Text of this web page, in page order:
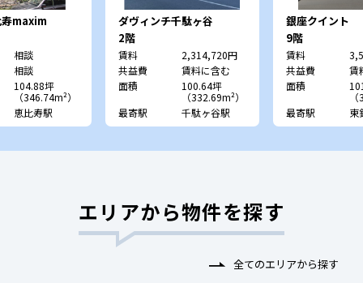
maxim
相談
相談
104.88坪
（346.74m²）
恵比寿駅
ダヴィンチ千駄ヶ谷
2階
賃料
2,314,720円
共益費
賃料に含む
面積
100.64坪
（332.69m²）
最寄駅
千駄ヶ谷駅
銀座クイント
9階
賃料
共益費
賃
面積
最寄駅
東
エリアから物件を探す
全てのエリアから探す